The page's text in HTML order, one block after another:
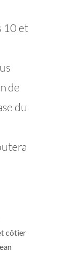
10 et
de
du
côtier